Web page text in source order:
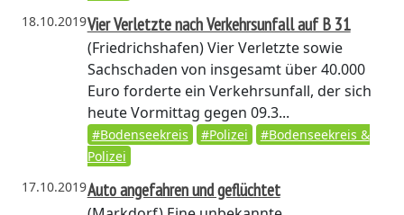
18.10.2019Vier Verletzte nach Verkehrsunfall auf B 31
(Friedrichshafen)Vier Verletzte sowie
Sachschaden von insgesamt über 40.000
Euro forderte ein Verkehrsunfall, der sich
heute Vormittag gegen 09.3...
#Bodenseekreis #Polizei
#Bodenseekreis &
Polizei
17.10.2019Auto angefahren und geflüchtet